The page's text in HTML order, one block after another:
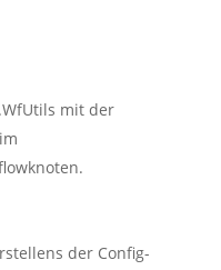
mit der
der Config-